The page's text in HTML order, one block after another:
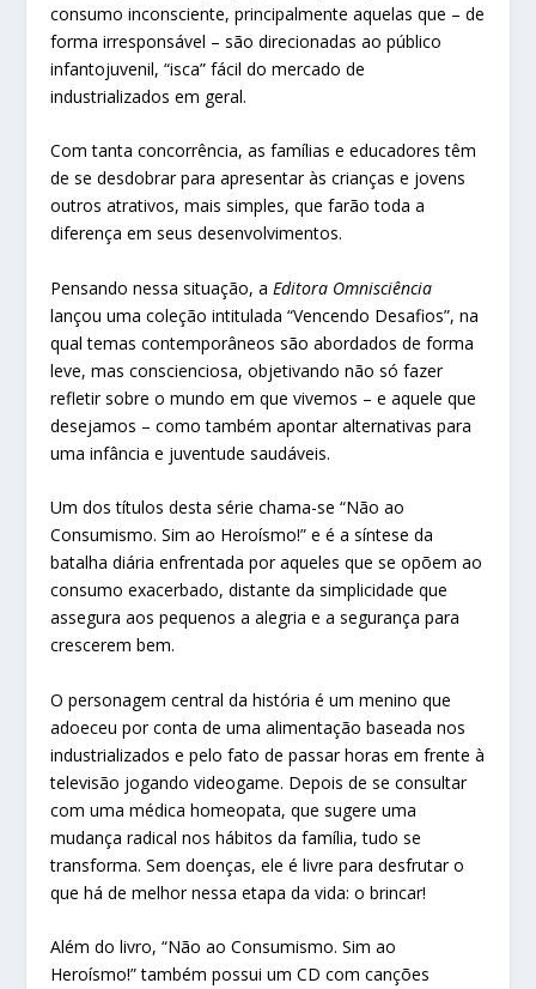
consumo inconsciente, principalmente aquelas que – de
forma irresponsável – são direcionadas ao público
infantojuvenil, “isca” fácil do mercado de
industrializados em geral.
Com tanta concorrência, as famílias e educadores têm
de se desdobrar para apresentar às crianças e jovens
outros atrativos, mais simples, que farão toda a
diferença em seus desenvolvimentos.
Pensando nessa situação, aEditora Omnisciência
lançou uma coleção intitulada “Vencendo Desafios”, na
qual temas contemporâneos são abordados de forma
leve, mas conscienciosa, objetivando não só fazer
refletir sobre o mundo em que vivemos – e aquele que
desejamos – como também apontar alternativas para
uma infância e juventude saudáveis.
Um dos títulos desta série chama-se “Não ao
Consumismo. Sim ao Heroísmo!” e é a síntese da
batalha diária enfrentada por aqueles que se opõem ao
consumo exacerbado, distante da simplicidade que
assegura aos pequenos a alegria e a segurança para
crescerem bem.
O personagem central da história é um menino que
adoeceu por conta de uma alimentação baseada nos
industrializados e pelo fato de passar horas em frente à
televisão jogando videogame. Depois de se consultar
com uma médica homeopata, que sugere uma
mudança radical nos hábitos da família, tudo se
transforma. Sem doenças, ele é livre para desfrutar o
que há de melhor nessa etapa da vida: o brincar!
Além do livro, “Não ao Consumismo. Sim ao
Heroísmo!” também possui um CD com canções